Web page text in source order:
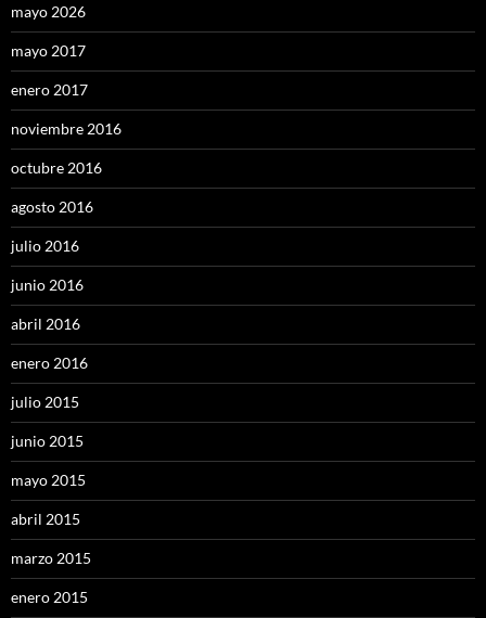
mayo 2026
mayo 2017
enero 2017
noviembre 2016
octubre 2016
agosto 2016
julio 2016
junio 2016
abril 2016
enero 2016
julio 2015
junio 2015
mayo 2015
abril 2015
marzo 2015
enero 2015